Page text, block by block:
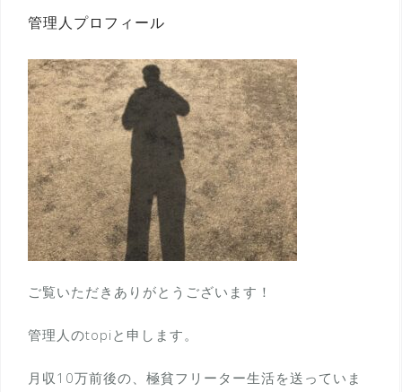
管理人プロフィール
ご覧いただきありがとうございます！
管理人のtopiと申します。
月収10万前後の、極貧フリーター生活を送っていま